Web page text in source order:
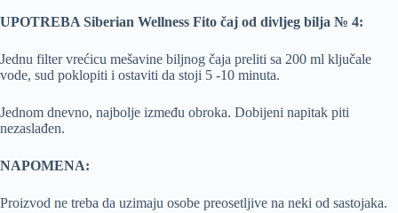
UPOTREBA Siberian Wellness Fito čaj od divljeg bilja № 4:
Jednu filter vrećicu mešavine biljnog čaja preliti sa 200 ml ključale
vode, sud poklopiti i ostaviti da stoji 5 -10 minuta.
Jednom dnevno, najbolje između obroka. Dobijeni napitak piti
nezaslađen.
NAPOMENA:
Proizvod ne treba da uzimaju osobe preosetljive na neki od sastojaka.